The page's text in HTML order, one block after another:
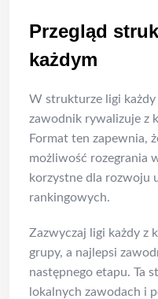
Przegląd
każdym
W strukturze ligi każdy
zawodnik rywalizuje z
Format ten zapewnia,
możliwość rozegrania
korzystne dla rozwoju
rankingowych.
Zazwyczaj ligi każdy z
grupy, a najlepsi
następnego etapu. Ta
lokalnych zawodach i